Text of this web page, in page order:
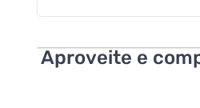
Aproveite e